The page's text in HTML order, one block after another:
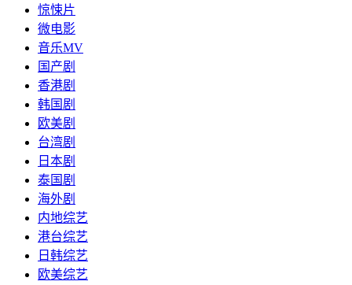
惊悚片
微电影
音乐MV
国产剧
香港剧
韩国剧
欧美剧
台湾剧
日本剧
泰国剧
海外剧
内地综艺
港台综艺
日韩综艺
欧美综艺